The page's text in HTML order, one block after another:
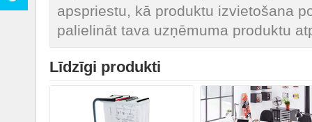
apspriestu, kā produktu izvietošana
palielināt tava uzņēmuma produktu
Līdzīgi produkti